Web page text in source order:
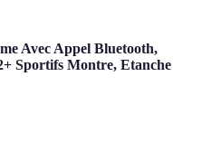
Avec Appel Bluetooth,
Sportifs Montre, Etanche